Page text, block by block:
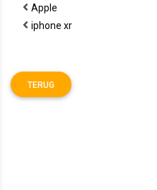
Apple
iphone xr
TERUG